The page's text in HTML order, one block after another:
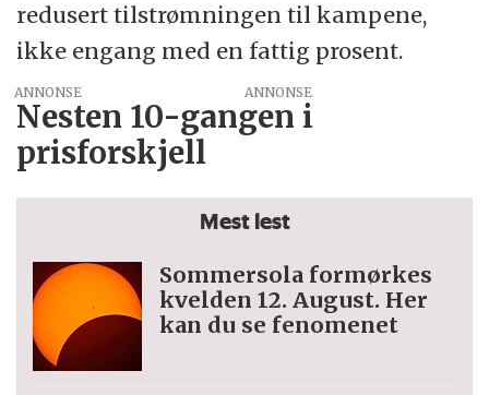
redusert tilstrømningen til kampene,
ikke engang med en fattig prosent.
ANNONSE
Nesten 10-gangen i
prisforskjell
Mest lest
Sommersola formørkes
kvelden 12. August. Her
kan du se fenomenet